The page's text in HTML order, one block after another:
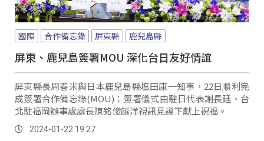
國際 合作備忘錄 屏東縣 鹿兒島縣
屏東、鹿兒島簽署MOU 深化台日友好情誼
屏東縣長周春米與日本鹿兒島縣塩田康一知事，22日順利完
成簽署合作備忘錄(MOU)；簽署儀式由駐日代表謝長廷、台
北駐福岡辦事處處長陳銘俊越洋視訊見證下獻上祝福。
2024-01-22 19:27